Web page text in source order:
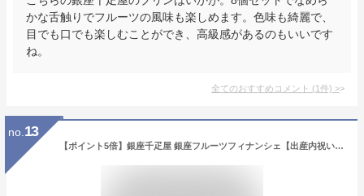
かな舌触りでフルーツの風味も楽しめます。色味も綺麗で、
目でも口でも楽しむことができ、高級感があるのもいいです
ね。
全てのおすすめコメント (1件) >
no. 13
【ポイント5倍】銀座千疋屋 銀座フルーツフィナンシェ【出産内祝い 内祝い お祝い 結婚内祝い 人気 スイーツ 出産祝い お返し 返礼 新築内祝い 初節句内祝い 入学内祝い 七五三内祝い】【送料無料 送料込み】